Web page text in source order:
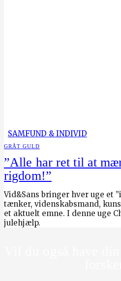
SAMFUND & INDIVID
GRÅT GULD
”Alle har ret til at
rigdom!”
Vid&Sans bringer hver uge et
tænker, videnskabsmand,
et aktuelt emne. I denne uge
julehjælp.